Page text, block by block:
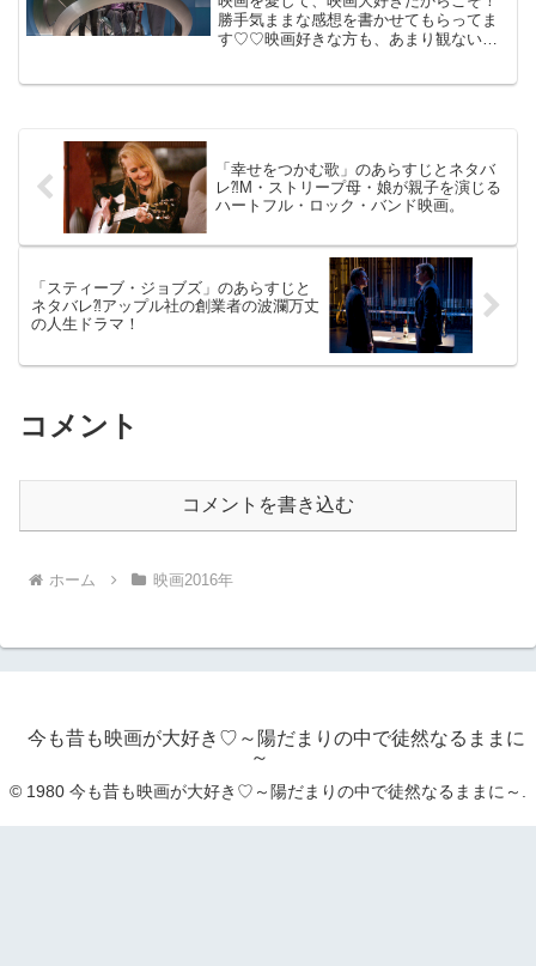
勝手気ままな感想を書かせてもらってま
す♡♡映画好きな方も、あまり観ない方
「幸せをつかむ歌」のあらすじとネタバ
レ⁈M・ストリープ母・娘が親子を演じる
ハートフル・ロック・バンド映画。
「スティーブ・ジョブズ」のあらすじと
ネタバレ⁈アップル社の創業者の波瀾万丈
の人生ドラマ！
コメント
コメントを書き込む
ホーム 映画2016年
今も昔も映画が大好き♡～陽だまりの中で徒然なるままに
～
© 1980 今も昔も映画が大好き♡～陽だまりの中で徒然なるままに～.